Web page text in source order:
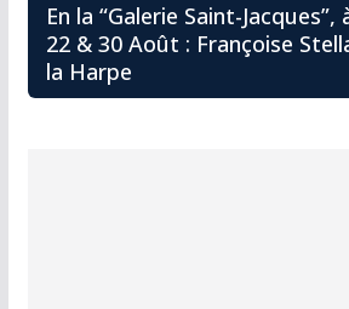
En la “Galerie Saint-
22 & 30 Août : Françoise
la Harpe